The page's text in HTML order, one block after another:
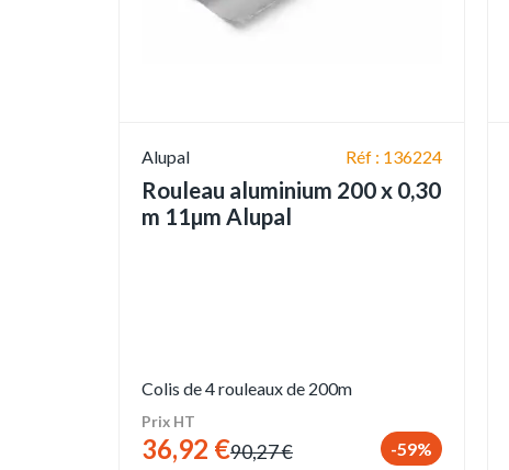
Alupal Réf : 136224
Rouleau aluminium 200 x 0,30
m 11µm Alupal
Colis de 4 rouleaux de 200m
Prix HT
36,92 €90,27 € -59%